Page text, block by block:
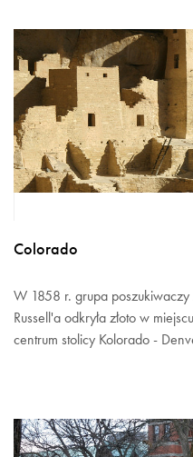
Colorado
W 1858 r. grupa
Russell'a odkryła złoto w
centrum stolicy Kolorado -